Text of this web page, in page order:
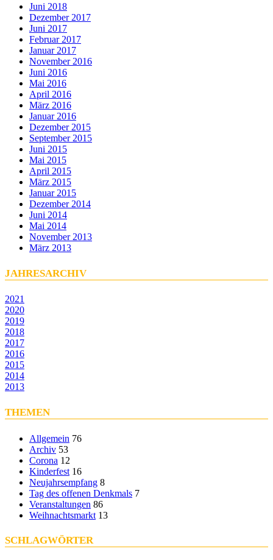
Juni 2018
Dezember 2017
Juni 2017
Februar 2017
Januar 2017
November 2016
Juni 2016
Mai 2016
April 2016
März 2016
Januar 2016
Dezember 2015
September 2015
Juni 2015
Mai 2015
April 2015
März 2015
Januar 2015
Dezember 2014
Juni 2014
Mai 2014
November 2013
März 2013
JAHRESARCHIV
2021
2020
2019
2018
2017
2016
2015
2014
2013
THEMEN
Allgemein 76
Archiv 53
Corona 12
Kinderfest 16
Neujahrsempfang 8
Tag des offenen Denkmals 7
Veranstaltungen 86
Weihnachtsmarkt 13
SCHLAGWÖRTER